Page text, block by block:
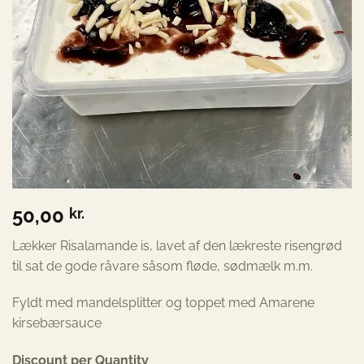
50,00 kr.
Lækker Risalamande is, lavet af den lækreste risengrød
til sat de gode råvare såsom fløde, sødmælk m.m.
Fyldt med mandelsplitter og toppet med Amarene
kirsebærsauce
Discount per Quantity